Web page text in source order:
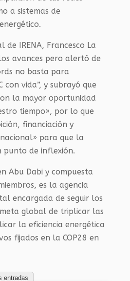
a sistemas de
de IRENA, Francesco La
avances pero alertó de
no basta para
con vida”, y subrayó que
la mayor oportunidad
tiempo», por lo que
financiación y
para que la
punto de inflexión.
Abu Dabi y compuesta
es la agencia
encargada de seguir los
global de triplicar las
la eficiencia energética
fijados en la COP28 en
entradas